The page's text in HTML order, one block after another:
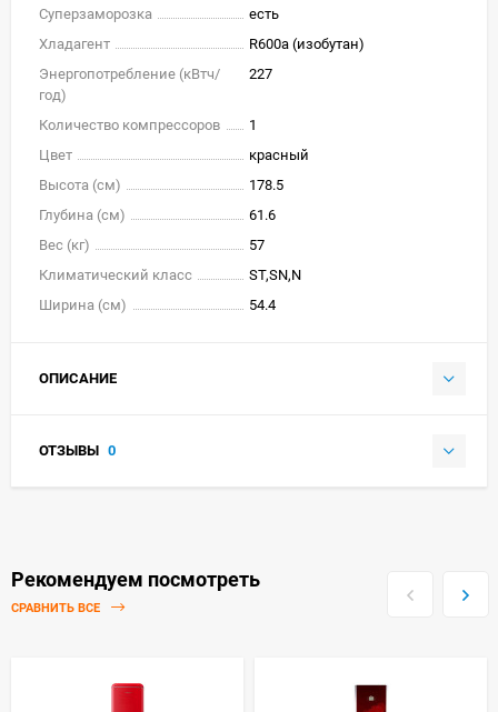
Суперзаморозка
есть
Хладагент
R600a (изобутан)
Энергопотребление (кВтч/
год)
227
Количество компрессоров
1
Цвет
красный
Высота (см)
178.5
Глубина (см)
61.6
Вес (кг)
57
Климатический класс
ST,SN,N
Ширина (см)
54.4
ОПИСАНИЕ
ОТЗЫВЫ 0
Рекомендуем посмотреть
СРАВНИТЬ ВСЕ